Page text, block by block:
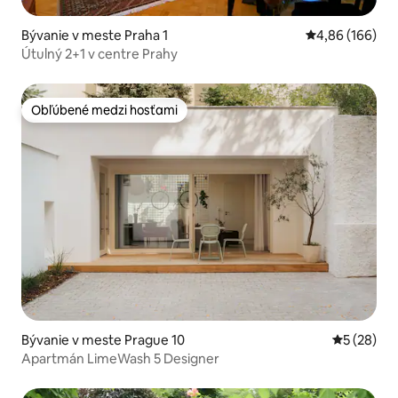
Bývanie v meste Praha 1 Priemerné
4,86 (166)
Útulný 2+1 v centre Prahy
Obľúbené medzi hosťami
Obľúbené medzi hosťami
Bývanie v meste Prague 10
5 (28)
Apartmán LimeWash 5 Designer